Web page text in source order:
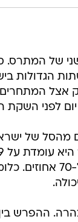
של המתרס.
הגדולות
אחידות מלאה הוא בוצע על
אחוזים, ואילו ברשת אושר
ההפרש בין